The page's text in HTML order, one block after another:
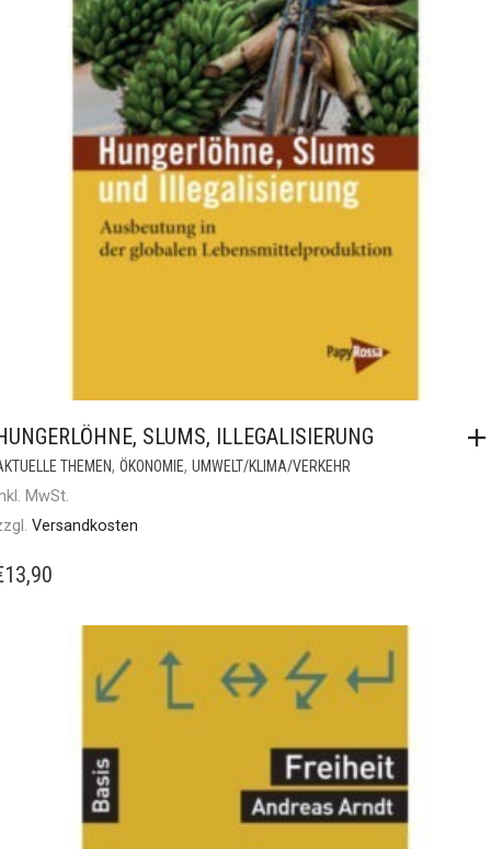
SLUMS, ILLEGALISIERUNG
THEMEN, ÖKONOMIE, UMWELT/KLIMA/VERKEHR
MwSt.
Versandkosten
13,90